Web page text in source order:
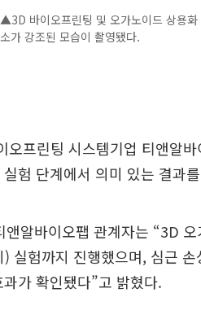
▲3D 바이오프린팅 및 오가노이드 상용
소가 강조된 모습이 촬영됐다.
오프린팅 시스템기업 티앤알
실험 단계에서 의미 있는 결과
앤알바이오팹 관계자는 “3D
) 실험까지 진행했으며, 심근
가 확인됐다”고 밝혔다.